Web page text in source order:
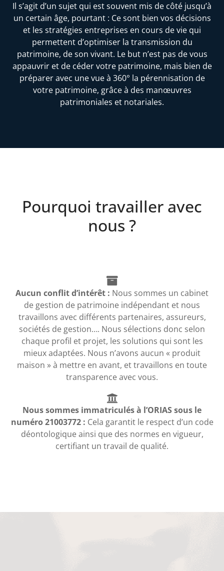
Il s’agit d’un sujet qui est souvent mis de côté jusqu’à
un certain âge, pourtant : Ce sont bien vos décisions
et les stratégies entreprises en cours de vie qui
permettent d’optimiser la transmission du
patrimoine, de son vivant. Le but n’est pas de vous
appauvrir et de céder votre patrimoine, mais bien de
préparer avec une vue à 360° la pérennisation de
votre patrimoine, grâce à des manœuvres
patrimoniales et notariales.
Pourquoi travailler avec
nous ?
Aucun conflit d’intérêt : Nous sommes un cabinet
de gestion de patrimoine indépendant et nous
travaillons avec différents partenaires, assureurs,
sociétés de gestion…. Nous sélections donc selon
chaque profil et projet, les solutions qui sont les
mieux adaptées. Nous n’avons aucun « produit
maison » à mettre en avant, et travaillons en toute
transparence avec vous.
Nous sommes immatriculés à l’ORIAS sous le
numéro 21003772 : Cela garantit le respect d’un code
déontologique ainsi que des normes en vigueur,
certifiant un travail de qualité.